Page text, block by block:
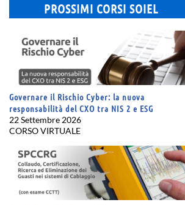
PROSSIMI CORSI SOIEL
Governare il Rischio Cyber: la nuova
responsabilità del CXO tra NIS 2 e ESG
22 Settembre 2026
CORSO VIRTUALE